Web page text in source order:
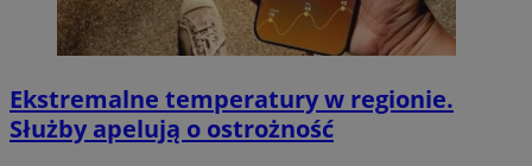
Ekstremalne temperatury w regionie.
Służby apelują o ostrożność